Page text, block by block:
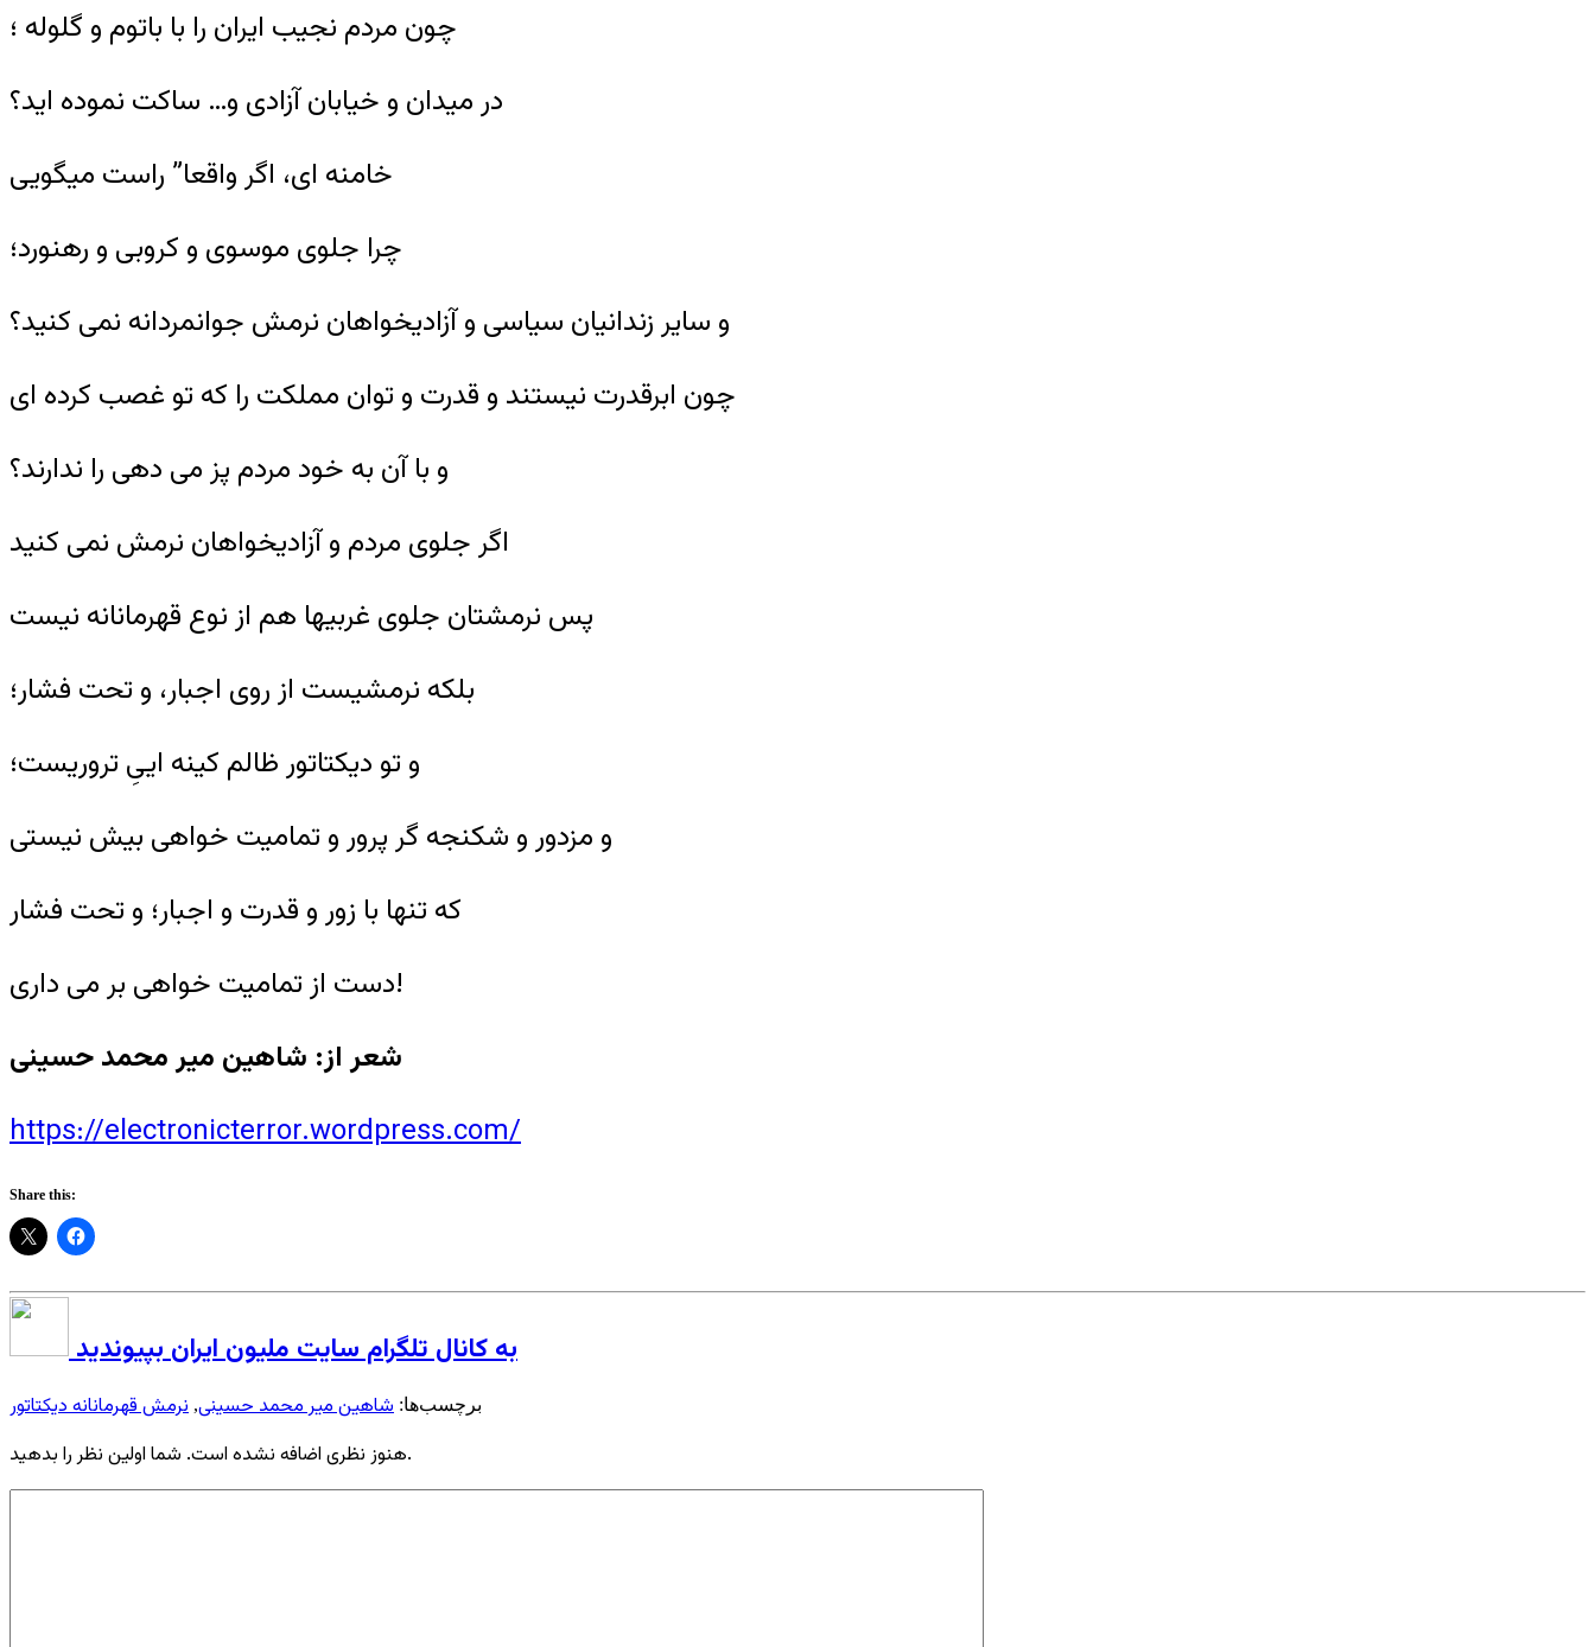
چون مردم نجیب ایران را با باتوم و گلوله ؛
در میدان و خیابان آزادی و… ساکت نموده اید؟
خامنه ای، اگر واقعا” راست میگویی
چرا جلوی موسوی و کروبی و رهنورد؛
و سایر زندانیان سیاسی و آزادیخواهان نرمش جوانمردانه نمی کنید؟
چون ابرقدرت نیستند و قدرت و توان مملکت را که تو غصب کرده ای
و با آن به خود مردم پز می دهی را ندارند؟
اگر جلوی مردم و آزادیخواهان نرمش نمی کنید
پس نرمشتان جلوی غربیها هم از نوع قهرمانانه نیست
بلکه نرمشیست از روی اجبار، و تحت فشار؛
و تو دیکتاتور ظالم کینه اییِ تروریست؛
و مزدور و شکنجه گر پرور و تمامیت خواهی بیش نیستی
که تنها با زور و قدرت و اجبار؛ و تحت فشار
دست از تمامیت خواهی بر می داری!
شعر از: شاهین میر محمد حسینی
https://electronicterror.wordpress.com/
Share this:
به کانال تلگرام سایت ملیون ایران بپیوندید
برچسب‌ها: شاهین میر محمد حسینی, نرمش قهرمانانه دیکتاتور
هنوز نظری اضافه نشده است. شما اولین نظر را بدهید.